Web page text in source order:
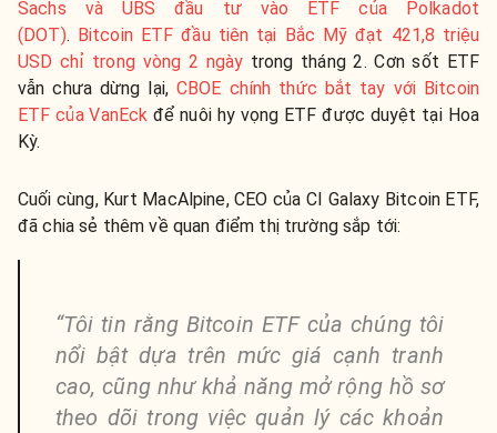
Sachs và UBS đầu tư vào ETF của Polkadot
(DOT). Bitcoin ETF đầu tiên tại Bắc Mỹ đạt 421,8 triệu
USD chỉ trong vòng 2 ngày trong tháng 2. Cơn sốt ETF
vẫn chưa dừng lại,CBOE chính thức bắt tay với Bitcoin
ETF của VanEck để nuôi hy vọng ETF được duyệt tại Hoa
Kỳ.
Cuối cùng, Kurt MacAlpine, CEO của CI Galaxy Bitcoin ETF,
đã chia sẻ thêm về quan điểm thị trường sắp tới:
“Tôi tin rằng Bitcoin ETF của chúng tôi
nổi bật dựa trên mức giá cạnh tranh
cao, cũng như khả năng mở rộng hồ sơ
theo dõi trong việc quản lý các khoản